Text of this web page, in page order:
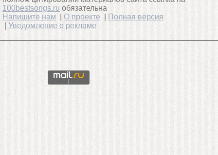
100bestsongs.ru обязательна
Напишите нам
О проекте
Полная версия
Уведомление о рекламе